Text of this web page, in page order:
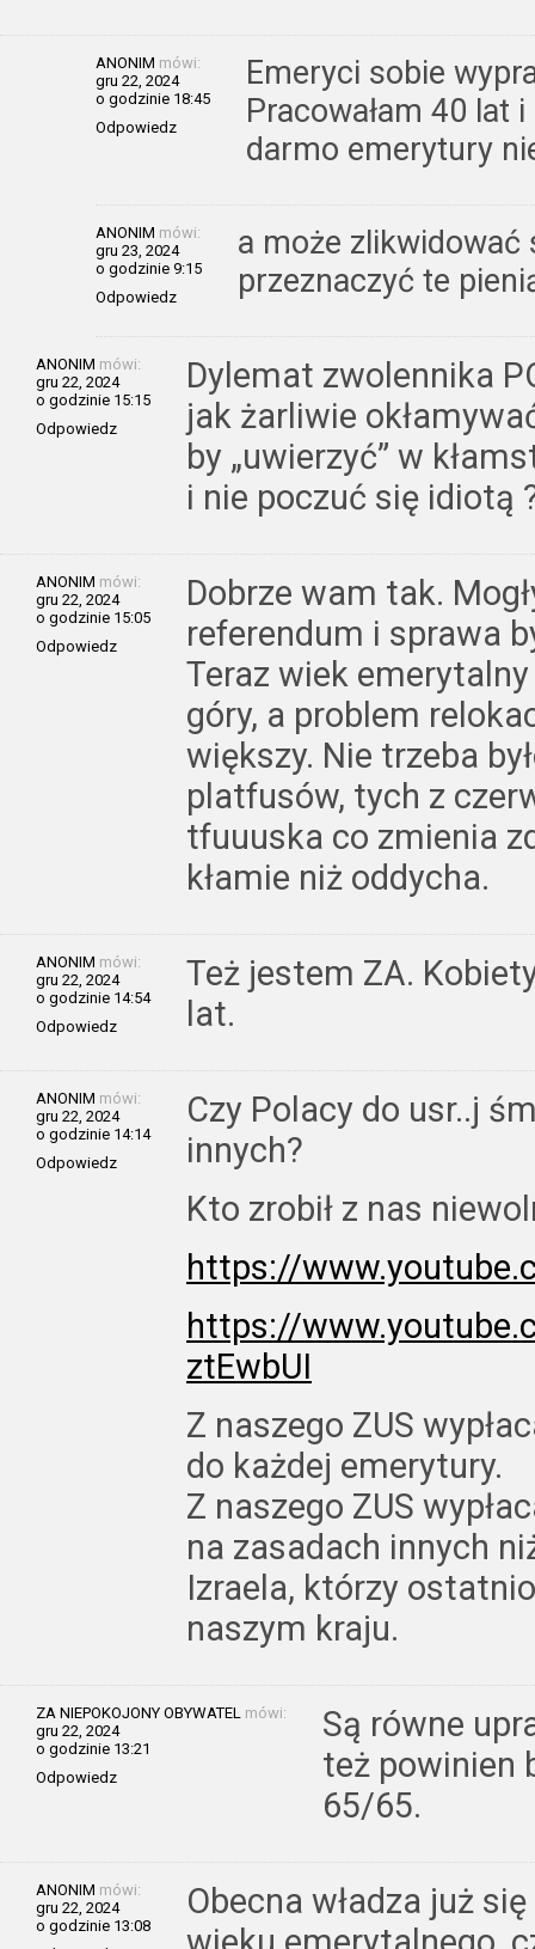
ANONIM mówi:
gru 22, 2024
o godzinie 18:45
Odpowiedz
Emeryci sobie
Pracowałam 40 lat
darmo emerytury
ANONIM mówi:
gru 23, 2024
o godzinie 9:15
Odpowiedz
a może
przeznaczyć te
ANONIM mówi:
gru 22, 2024
o godzinie 15:15
Odpowiedz
Dylemat zwolennika
jak żarliwie
by „uwierzyć” w
i nie poczuć się idiotą
ANONIM mówi:
gru 22, 2024
o godzinie 15:05
Odpowiedz
Dobrze wam tak.
referendum i sprawa
Teraz wiek
góry, a problem
większy. Nie trzeba
platfusów, tych z
tfuuuska co zmienia
kłamie niż oddycha.
ANONIM mówi:
gru 22, 2024
o godzinie 14:54
Odpowiedz
Też jestem ZA.
lat.
ANONIM mówi:
gru 22, 2024
o godzinie 14:14
Odpowiedz
Czy Polacy do usr..j
innych?
Kto zrobił z nas
https://
https://
ztEwbUI
Z naszego ZUS
do każdej emerytury.
Z naszego ZUS
na zasadach innych
Izraela, którzy
naszym kraju.
ZA NIEPOKOJONY OBYWATEL mówi:
gru 22, 2024
o godzinie 13:21
Odpowiedz
Są równe
też powinien
65/65.
ANONIM mówi:
gru 22, 2024
o godzinie 13:08
Obecna władza już